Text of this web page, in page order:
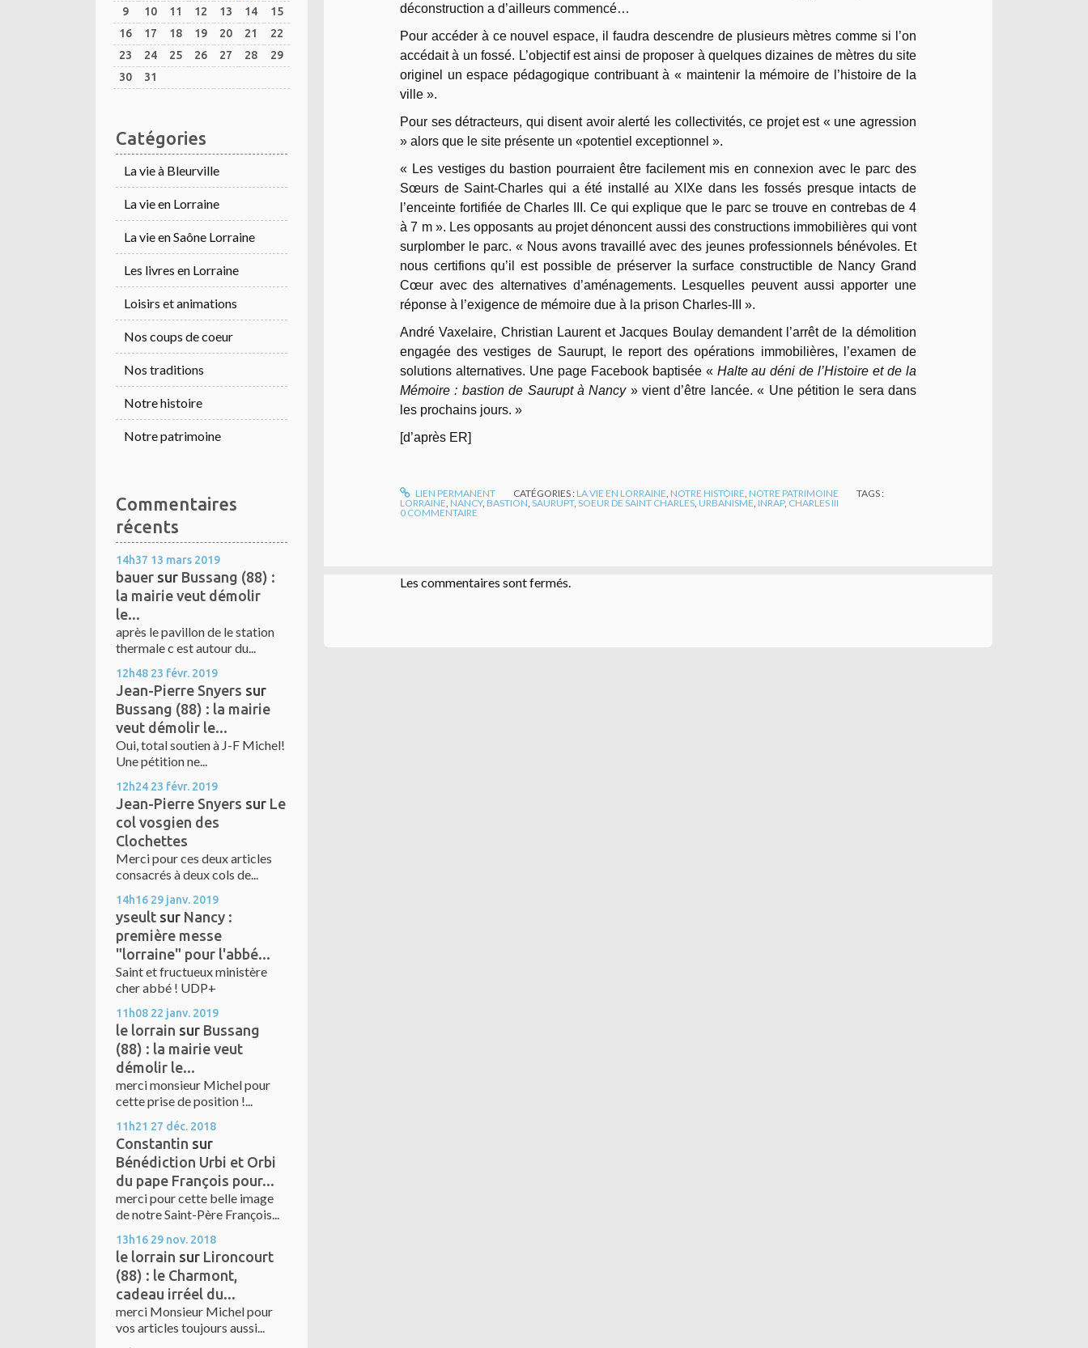
9
10 11 12 13 14
15
16
17 18 19 20 21
22
23
24 25 26 27 28
29
30
31
Catégories
La vie à Bleurville
La vie en Lorraine
La vie en Saône Lorraine
Les livres en Lorraine
Loisirs et animations
Nos coups de coeur
Nos traditions
Notre histoire
Notre patrimoine
Commentaires
récents
14h37 13 mars 2019
bauer sur Bussang (88) :
la mairie veut démolir
le...
après le pavillon de le station
thermale c est autour du...
12h48 23 févr. 2019
Jean-Pierre Snyers sur
Bussang (88) : la mairie
veut démolir le...
Oui, total soutien à J-F Michel!
Une pétition ne...
12h24 23 févr. 2019
Jean-Pierre Snyers sur Le
col vosgien des
Clochettes
Merci pour ces deux articles
consacrés à deux cols de...
14h16 29 janv. 2019
yseult sur Nancy :
première messe
"lorraine" pour l'abbé...
Saint et fructueux ministère
cher abbé ! UDP+
11h08 22 janv. 2019
le lorrain sur Bussang
(88) : la mairie veut
démolir le...
merci monsieur Michel pour
cette prise de position !...
11h21 27 déc. 2018
Constantin sur
Bénédiction Urbi et Orbi
du pape François pour...
merci pour cette belle image
de notre Saint-Père François...
13h16 29 nov. 2018
le lorrain sur Lironcourt
(88) : le Charmont,
cadeau irréel du...
merci Monsieur Michel pour
vos articles toujours aussi...
déconstruction a d’ailleurs commencé…
Pour accéder à ce nouvel espace, il faudra descendre de plusieurs mètres comme si l’on
accédait à un fossé. L’objectif est ainsi de proposer à quelques dizaines de mètres du site
originel un espace pédagogique contribuant à « maintenir la mémoire de l’histoire de la
ville ».
Pour ses détracteurs, qui disent avoir alerté les collectivités, ce projet est « une agression
» alors que le site présente un «potentiel exceptionnel ».
« Les vestiges du bastion pourraient être facilement mis en connexion avec le parc des
Sœurs de Saint-Charles qui a été installé au XIXe dans les fossés presque intacts de
l’enceinte fortifiée de Charles III. Ce qui explique que le parc se trouve en contrebas de 4
à 7 m ». Les opposants au projet dénoncent aussi des constructions immobilières qui vont
surplomber le parc. « Nous avons travaillé avec des jeunes professionnels bénévoles. Et
nous certifions qu’il est possible de préserver la surface constructible de Nancy Grand
Cœur avec des alternatives d’aménagements. Lesquelles peuvent aussi apporter une
réponse à l’exigence de mémoire due à la prison Charles-III ».
André Vaxelaire, Christian Laurent et Jacques Boulay demandent l’arrêt de la démolition
engagée des vestiges de Saurupt, le report des opérations immobilières, l’examen de
solutions alternatives. Une page Facebook baptisée « Halte au déni de l’Histoire et de la
Mémoire : bastion de Saurupt à Nancy» vient d’être lancée. « Une pétition le sera dans
les prochains jours. »
[d’après ER]
LIEN PERMANENT CATÉGORIES : LA VIE EN LORRAINE NOTRE HISTOIRE NOTRE PATRIMOINE
TAGS :
LORRAINE NANCY, BASTION SAURUPT, SOEUR DE SAINT CHARLES URBANISME INRAP, CHARLES III
0 COMMENTAIRE
Les commentaires sont fermés.